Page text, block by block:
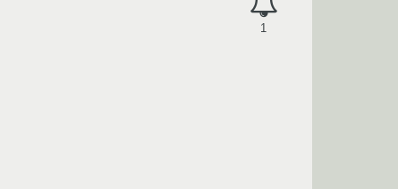
1